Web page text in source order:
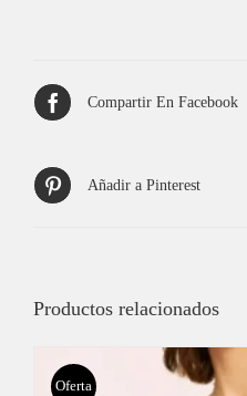
Compartir En Facebook
Añadir a Pinterest
Productos relacionados
Oferta